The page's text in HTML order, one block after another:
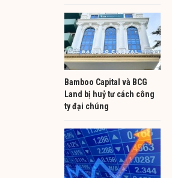
Bamboo Capital và BCG
Land bị huỷ tư cách công
ty đại chúng